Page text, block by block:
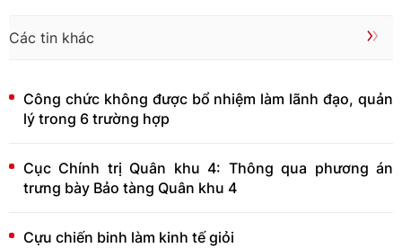
Các tin khác
Công chức không được bổ nhiệm làm lãnh đạo, quản
lý trong 6 trường hợp
Cục Chính trị Quân khu 4: Thông qua phương án
trưng bày Bảo tàng Quân khu 4
Cựu chiến binh làm kinh tế giỏi